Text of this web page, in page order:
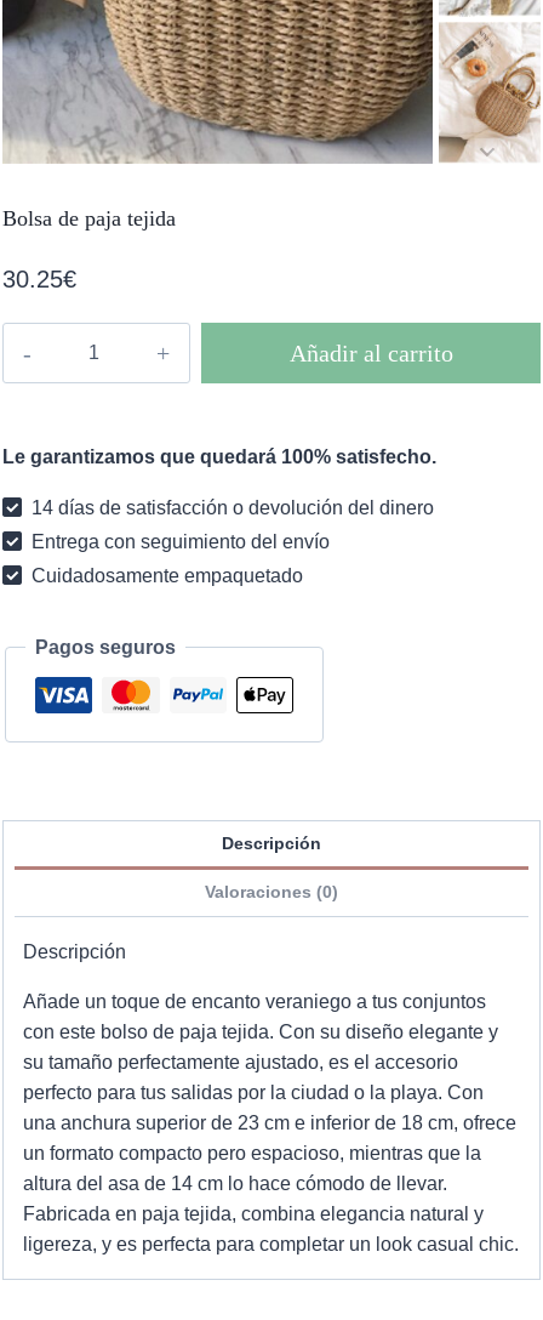
Bolsa de paja tejida
30.25€
cantidad
Añadir al carrito
Le garantizamos que quedará 100% satisfecho.
14 días de satisfacción o devolución del dinero
Entrega con seguimiento del envío
Cuidadosamente empaquetado
Pagos seguros
Descripción
Valoraciones (0)
Descripción
Añade un toque de encanto veraniego a tus conjuntos
con este bolso de paja tejida. Con su diseño elegante y
su tamaño perfectamente ajustado, es el accesorio
perfecto para tus salidas por la ciudad o la playa. Con
una anchura superior de 23 cm e inferior de 18 cm, ofrece
un formato compacto pero espacioso, mientras que la
altura del asa de 14 cm lo hace cómodo de llevar.
Fabricada en paja tejida, combina elegancia natural y
ligereza, y es perfecta para completar un look casual chic.